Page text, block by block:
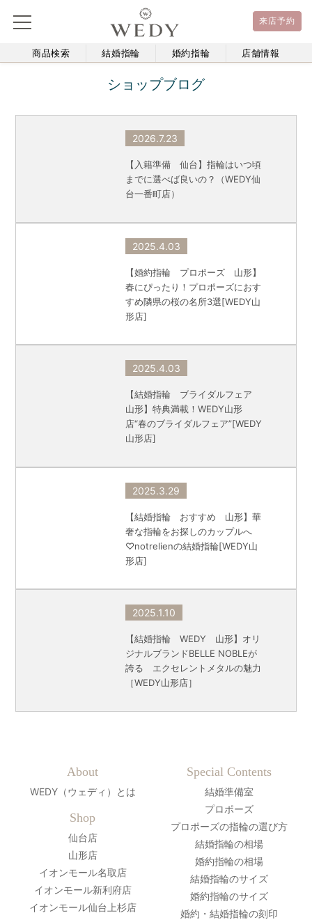
来店予約
商品検索 結婚指輪 婚約指輪 店舗情報
ショップブログ
2026.7.23
【入籍準備 仙台】指輪はいつ頃
までに選べば良いの？（WEDY仙
台一番町店）
2025.4.03
【婚約指輪 プロポーズ 山形】
春にぴったり！プロポーズにおす
すめ隣県の桜の名所3選[WEDY山
形店]
2025.4.03
【結婚指輪 ブライダルフェア
山形】特典満載！WEDY山形
店“春のブライダルフェア”[WEDY
山形店]
2025.3.29
【結婚指輪 おすすめ 山形】華
奢な指輪をお探しのカップルへ
♡notrelienの結婚指輪[WEDY山
形店]
2025.1.10
【結婚指輪 WEDY 山形】オリ
ジナルブランドBELLE NOBLEが
誇る エクセレントメタルの魅力
［WEDY山形店］
About
WEDY（ウェディ）とは
Shop
仙台店
山形店
イオンモール名取店
イオンモール新利府店
イオンモール仙台上杉店
Special Contents
結婚準備室
プロポーズ
プロポーズの指輪の選び方
結婚指輪の相場
婚約指輪の相場
結婚指輪のサイズ
婚約指輪のサイズ
婚約・結婚指輪の刻印